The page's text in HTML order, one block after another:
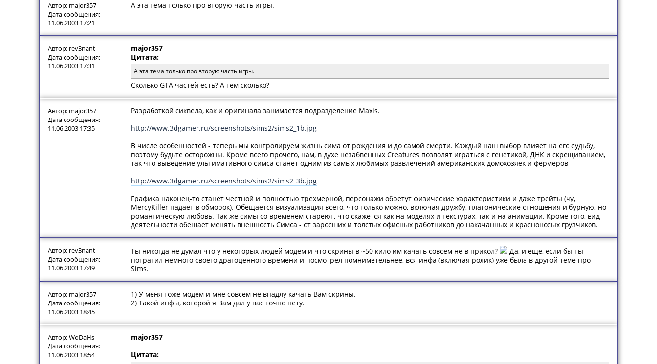
Автор: major357
Дата сообщения:
11.06.2003 17:21
А эта тема только про вторую часть игры.
Автор: rev3nant
Дата сообщения:
11.06.2003 17:31
major357
Цитата:
А эта тема только про вторую часть игры.
Сколько GTA частей есть? А тем сколько?
Автор: major357
Дата сообщения:
11.06.2003 17:35
Разработкой сиквела, как и оригинала занимается подразделение Maxis.
http://www.3dgamer.ru/screenshots/sims2/sims2_1b.jpg
В числе особенностей - теперь мы контролируем жизнь сима от рождения и до самой смерти. Каждый наш выбор влияет на его судьбу,
поэтому будьте осторожны. Кроме всего прочего, нам, в духе незабвенных Creatures позволят играться с генетикой, ДНК и скрещиванием,
так что выведение ультимативного симса станет одним из самых любимых развлечений американских домохозяек и фермеров.
http://www.3dgamer.ru/screenshots/sims2/sims2_3b.jpg
Графика наконец-то станет честной и полностью трехмерной, персонажи обретут физические характеристики и даже трейты (чу,
MercyKiller падает в обморок). Обещается визуализация всего, что только можно, включая дружбу, платонические отношения и бурную, но
романтическую любовь. Так же симы со временем стареют, что скажется как на моделях и текстурах, так и на анимации. Кроме того, вид
деятельности обещает менять внешность Симса - от заросших и толстых офисных работников до накачанных и красноносых грузчиков.
Автор: rev3nant
Дата сообщения:
11.06.2003 17:49
Ты никогда не думал что у некоторых людей модем и что скрины в ~50 кило им качать совсем не в прикол?
Да, и ещё, если бы ты
потратил немного своего драгоценного времени и посмотрел помниметельнее, вся инфа (включая ролик) уже была в другой теме про
Sims.
Автор: major357
Дата сообщения:
11.06.2003 18:45
1) У меня тоже модем и мне совсем не впадлу качать Вам скрины.
2) Такой инфы, которой я Вам дал у вас точно нету.
Автор: WoDaHs
Дата сообщения:
11.06.2003 18:54
major357
Цитата: